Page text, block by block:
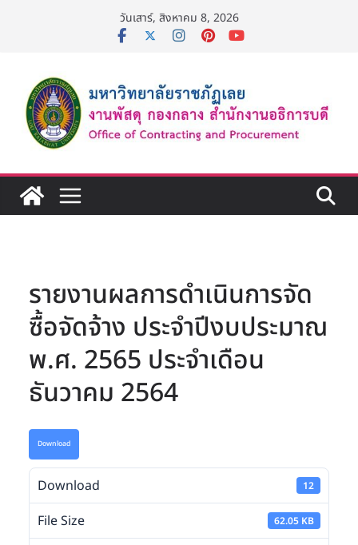
วันเสาร์, สิงหาคม 8, 2026
รายงานผลการดำเนินการจัด
ซื้อจัดจ้าง ประจำปีงบประมาณ
พ.ศ. 2565 ประจำเดือน
ธันวาคม 2564
Download
Download 12
File Size 62.05 KB